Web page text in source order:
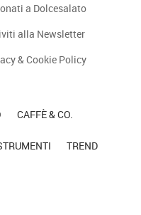
a Dolcesalato
alla Newsletter
& Cookie Policy
CAFFÈ & CO.
TREND